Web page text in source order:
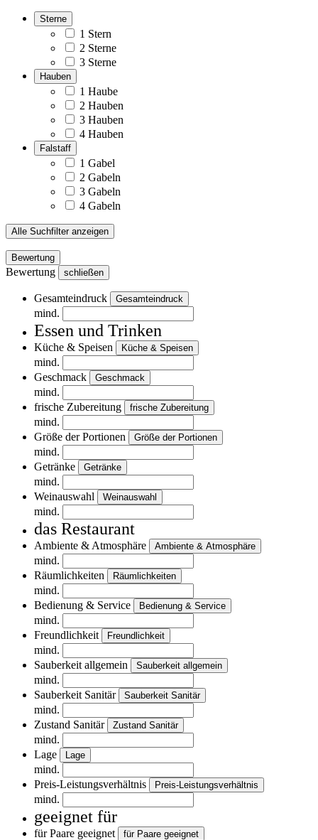
Sterne
1 Stern
2 Sterne
3 Sterne
Hauben
1 Haube
2 Hauben
3 Hauben
4 Hauben
Falstaff
1 Gabel
2 Gabeln
3 Gabeln
4 Gabeln
Alle Suchfilter anzeigen
Bewertung
Bewertung schließen
Gesamteindruck Gesamteindruck
mind.
Essen und Trinken
Küche & Speisen Küche & Speisen
mind.
Geschmack
Geschmack
mind.
frische Zubereitung
frische Zubereitung
mind.
Größe der Portionen
Größe der Portionen
mind.
Getränke
Getränke
mind.
Weinauswahl
Weinauswahl
mind.
das Restaurant
Ambiente & Atmosphäre Ambiente & Atmosphäre
mind.
Räumlichkeiten
Räumlichkeiten
mind.
Bedienung & Service
Bedienung & Service
mind.
Freundlichkeit
Freundlichkeit
mind.
Sauberkeit allgemein
Sauberkeit allgemein
mind.
Sauberkeit Sanitär
Sauberkeit Sanitär
mind.
Zustand Sanitär
Zustand Sanitär
mind.
Lage
Lage
mind.
Preis-Leistungsverhältnis
Preis-Leistungsverhältnis
mind.
geeignet für
für Paare geeignet für Paare geeignet